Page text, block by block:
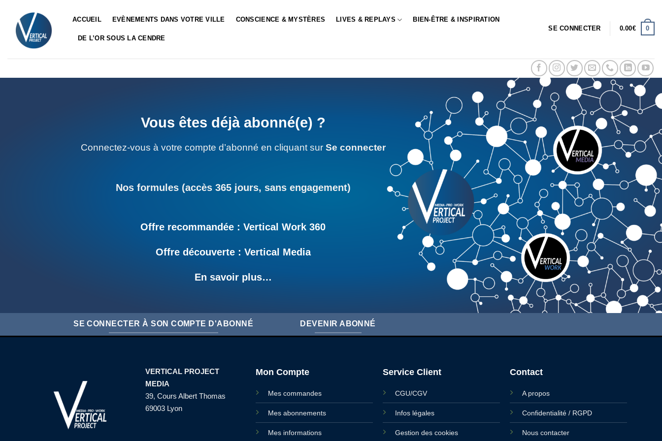
contenu
ACCUEIL EVÈNEMENTS DANS VOTRE VILLE CONSCIENCE & MYSTÈRES LIVES & REPLAYS BIEN-ÊTRE & INSPIRATION
DE L’OR SOUS LA CENDRE
SE CONNECTER 0.00€ 0
Vous êtes déjà abonné(e) ?
Connectez-vous à votre compte d’abonné en cliquant sur Se connecter
Nos formules (accès 365 jours, sans engagement)
Offre recommandée : Vertical Work 360
Offre découverte : Vertical Media
En savoir plus…
SE CONNECTER À SON COMPTE D'ABONNÉ DEVENIR ABONNÉ
VERTICAL PROJECT
MEDIA
39, Cours Albert Thomas
69003 Lyon
Mon Compte
Mes commandes
Mes abonnements
Mes informations
Service Client
CGU/CGV
Infos légales
Gestion des cookies
Contact
A propos
Confidentialité / RGPD
Nous contacter